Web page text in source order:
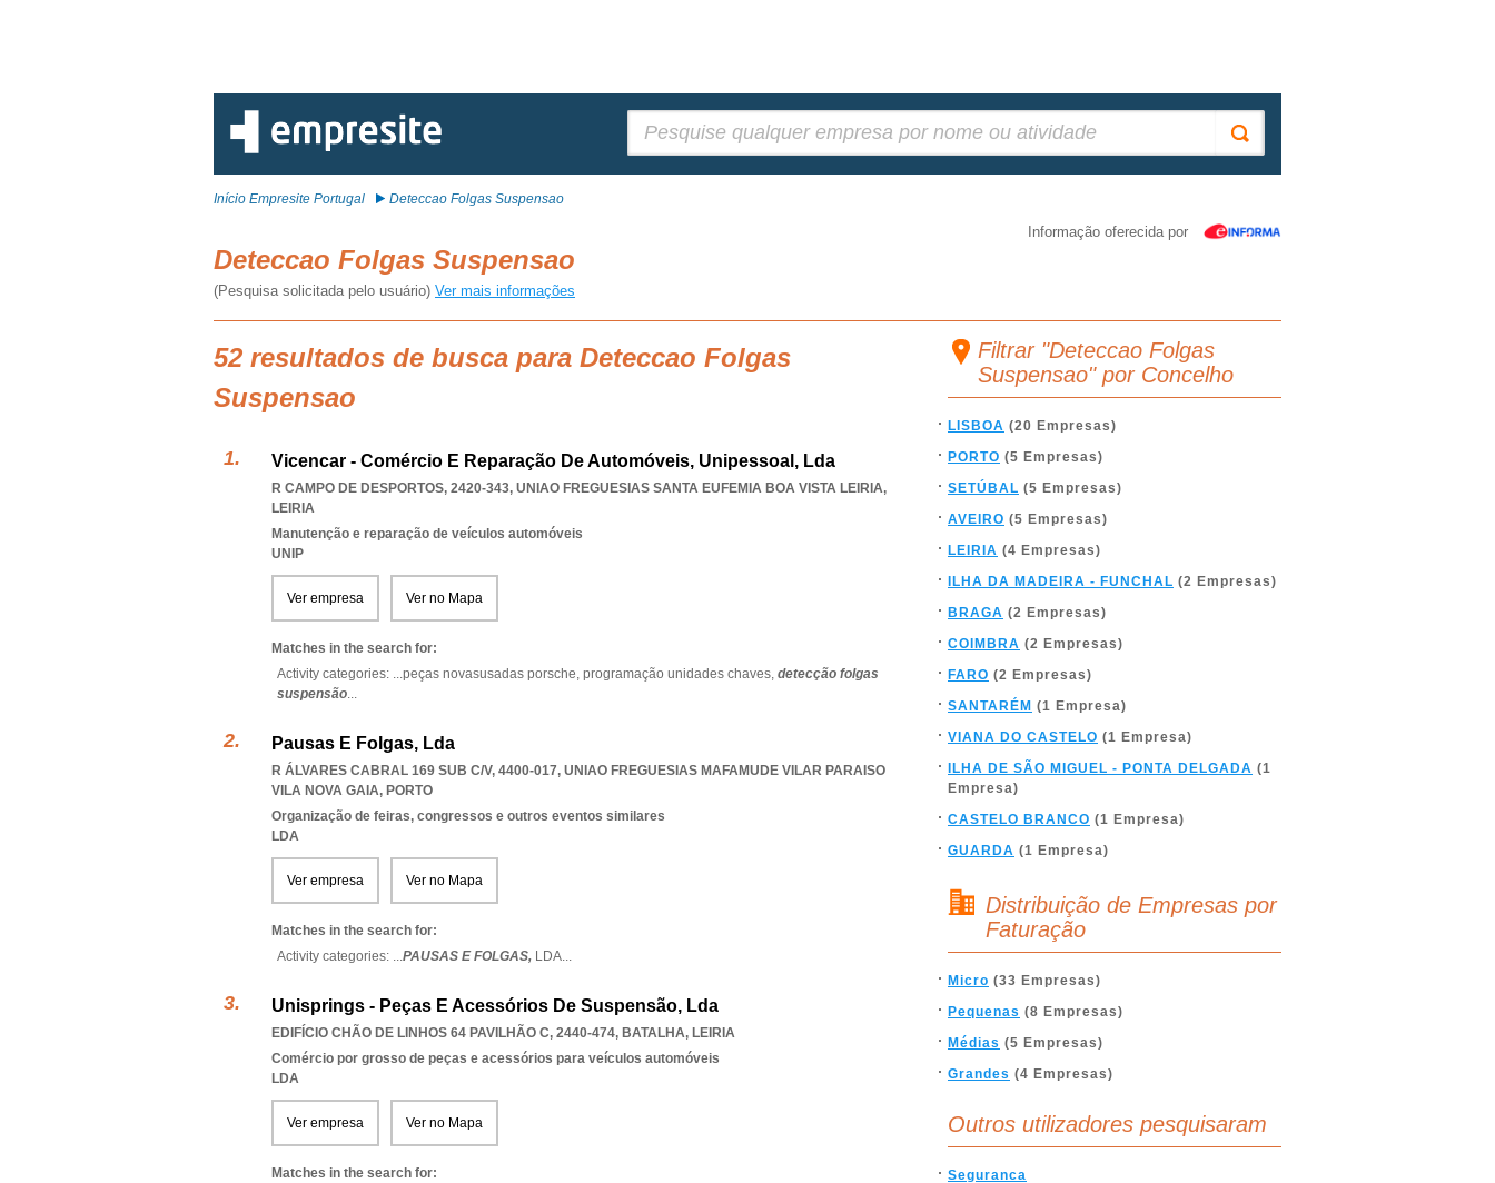
Início Empresite Portugal Deteccao Folgas Suspensao
Informação oferecida por
Deteccao Folgas Suspensao
(Pesquisa solicitada pelo usuário) Ver mais informações
52 resultados de busca para Deteccao Folgas
Suspensao
Vicencar - Comércio E Reparação De Automóveis, Unipessoal, Lda
R CAMPO DE DESPORTOS, 2420-343, UNIAO FREGUESIAS SANTA EUFEMIA BOA VISTA LEIRIA,
LEIRIA
Manutenção e reparação de veículos automóveis
UNIP
Ver empresa Ver no Mapa
Matches in the search for:
Activity categories: ...peças novasusadas porsche, programação unidades chaves, detecção folgas
suspensão...
Pausas E Folgas, Lda
R ÁLVARES CABRAL 169 SUB C/V, 4400-017, UNIAO FREGUESIAS MAFAMUDE VILAR PARAISO
VILA NOVA GAIA, PORTO
Organização de feiras, congressos e outros eventos similares
LDA
Ver empresa Ver no Mapa
Matches in the search for:
Activity categories: ...PAUSAS E FOLGAS, LDA...
Unisprings - Peças E Acessórios De Suspensão, Lda
EDIFÍCIO CHÃO DE LINHOS 64 PAVILHÃO C, 2440-474, BATALHA, LEIRIA
Comércio por grosso de peças e acessórios para veículos automóveis
LDA
Ver empresa Ver no Mapa
Matches in the search for:
Filtrar "Deteccao Folgas
Suspensao" por Concelho
LISBOA (20 Empresas)
PORTO (5 Empresas)
SETÚBAL (5 Empresas)
AVEIRO (5 Empresas)
LEIRIA (4 Empresas)
ILHA DA MADEIRA - FUNCHAL (2 Empresas)
BRAGA (2 Empresas)
COIMBRA (2 Empresas)
FARO (2 Empresas)
SANTARÉM (1 Empresa)
VIANA DO CASTELO (1 Empresa)
ILHA DE SÃO MIGUEL - PONTA DELGADA (1
Empresa)
CASTELO BRANCO (1 Empresa)
GUARDA (1 Empresa)
Distribuição de Empresas por
Faturação
Micro (33 Empresas)
Pequenas (8 Empresas)
Médias (5 Empresas)
Grandes (4 Empresas)
Outros utilizadores pesquisaram
Seguranca